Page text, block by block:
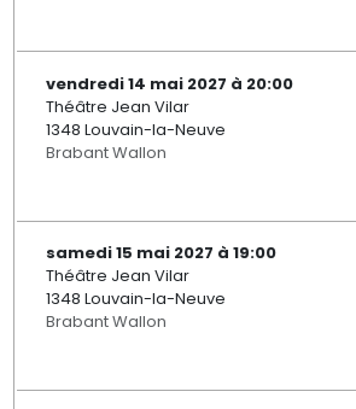
vendredi 14 mai 2027 à 20:00
Théâtre Jean Vilar
1348 Louvain-la-Neuve
Brabant Wallon
samedi 15 mai 2027 à 19:00
Théâtre Jean Vilar
1348 Louvain-la-Neuve
Brabant Wallon